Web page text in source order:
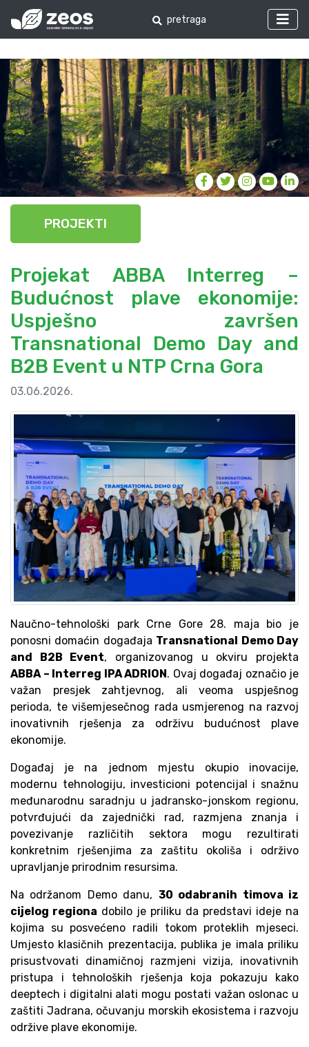
PROJEKTI
Projekat ABBA Interreg –
Budućnost plave ekonomije:
Uspješno završen
Transnational Demo Day and
B2B Event u NTP Crna Gora
03.06.2026.
Naučno-tehnološki park Crne Gore 28. maja bio je
ponosni domaćin događaja Transnational Demo Day
and B2B Event, organizovanog u okviru projekta
ABBA – Interreg IPA ADRION . Ovaj događaj označio je
važan presjek zahtjevnog, ali veoma uspješnog
perioda, te višemjesečnog rada usmjerenog na razvoj
inovativnih rješenja za održivu budućnost plave
ekonomije.
Događaj je na jednom mjestu okupio inovacije,
modernu tehnologiju, investicioni potencijal i snažnu
međunarodnu saradnju u jadransko-jonskom regionu,
potvrđujući da zajednički rad, razmjena znanja i
povezivanje različitih sektora mogu rezultirati
konkretnim rješenjima za zaštitu okoliša i održivo
upravljanje prirodnim resursima.
Na održanom Demo danu, 30 odabranih timova iz
cijelog regiona dobilo je priliku da predstavi ideje na
kojima su posvećeno radili tokom proteklih mjeseci.
Umjesto klasičnih prezentacija, publika je imala priliku
prisustvovati dinamičnoj razmjeni vizija, inovativnih
pristupa i tehnoloških rješenja koja pokazuju kako
deeptech i digitalni alati mogu postati važan oslonac u
zaštiti Jadrana, očuvanju morskih ekosistema i razvoju
održive plave ekonomije.